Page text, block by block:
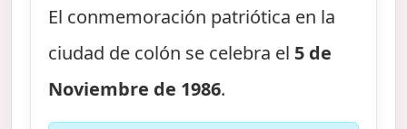
El conmemoración patriótica en la
ciudad de colón se celebra el 5 de
Noviembre de 1986.